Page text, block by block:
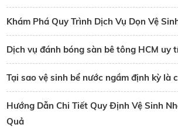
Khám Phá Quy Trình Dịch Vụ Dọn Vệ
Dịch vụ đánh bóng sàn bê tông HCM uy
Tại sao vệ sinh bể nước ngầm định kỳ là
Hướng Dẫn Chi Tiết Quy Định Vệ Sinh
Quả